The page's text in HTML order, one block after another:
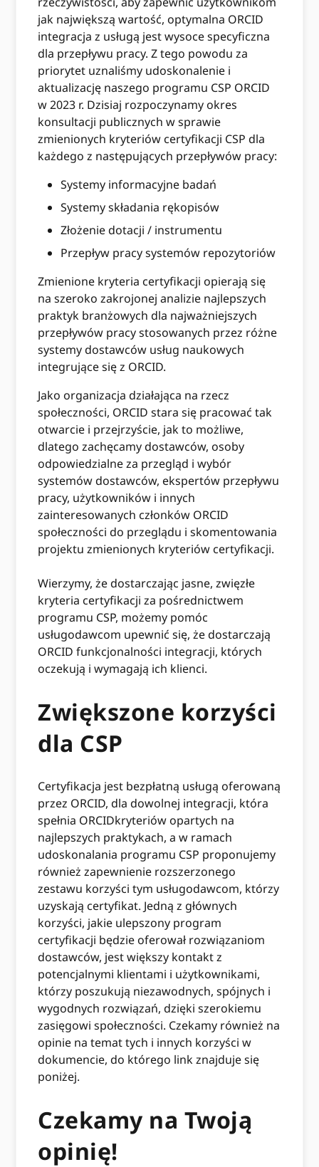
jak największą wartość, optymalna ORCID
integracja z usługą jest wysoce specyficzna
dla przepływu pracy. Z tego powodu za
priorytet uznaliśmy udoskonalenie i
aktualizację naszego programu CSP ORCID
w 2023 r. Dzisiaj rozpoczynamy okres
konsultacji publicznych w sprawie
zmienionych kryteriów certyfikacji CSP dla
każdego z następujących przepływów pracy:
Systemy informacyjne badań
Systemy składania rękopisów
Złożenie dotacji / instrumentu
Przepływ pracy systemów repozytoriów
Zmienione kryteria certyfikacji opierają się
na szeroko zakrojonej analizie najlepszych
praktyk branżowych dla najważniejszych
przepływów pracy stosowanych przez różne
systemy dostawców usług naukowych
integrujące się z ORCID.
Jako organizacja działająca na rzecz
społeczności, ORCID stara się pracować tak
otwarcie i przejrzyście, jak to możliwe,
dlatego zachęcamy dostawców, osoby
odpowiedzialne za przegląd i wybór
systemów dostawców, ekspertów przepływu
pracy, użytkowników i innych
zainteresowanych członków ORCID
społeczności do przeglądu i skomentowania
projektu zmienionych kryteriów certyfikacji.
Wierzymy, że dostarczając jasne, zwięzłe
kryteria certyfikacji za pośrednictwem
programu CSP, możemy pomóc
usługodawcom upewnić się, że dostarczają
ORCID funkcjonalności integracji, których
oczekują i wymagają ich klienci.
Zwiększone korzyści
dla CSP
Certyfikacja jest bezpłatną usługą oferowaną
przez ORCID, dla dowolnej integracji, która
spełnia ORCIDkryteriów opartych na
najlepszych praktykach, a w ramach
udoskonalania programu CSP proponujemy
również zapewnienie rozszerzonego
zestawu korzyści tym usługodawcom, którzy
uzyskają certyfikat. Jedną z głównych
korzyści, jakie ulepszony program
certyfikacji będzie oferował rozwiązaniom
dostawców, jest większy kontakt z
potencjalnymi klientami i użytkownikami,
którzy poszukują niezawodnych, spójnych i
wygodnych rozwiązań, dzięki szerokiemu
zasięgowi społeczności. Czekamy również na
opinie na temat tych i innych korzyści w
dokumencie, do którego link znajduje się
poniżej.
Czekamy na Twoją
opinię!